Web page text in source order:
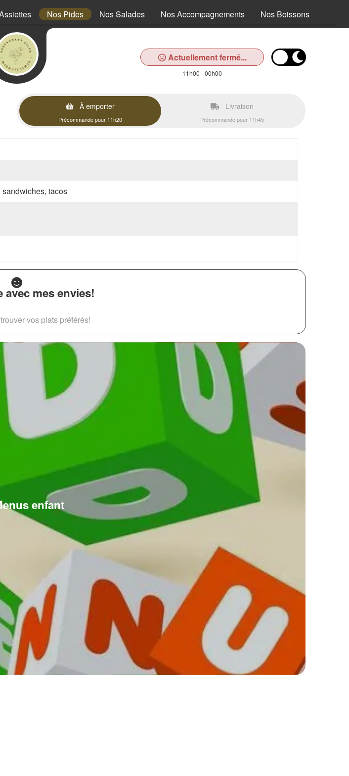
Nos Pides Nos Salades Nos Accompagnements Nos Boissons
Actuellement fermé...
11h00 - 00h00
À emporter
Précommande pour 11h20
Livraison
Précommande pour 11h45
tacos
avec mes envies!
vos plats préférés!
enfant